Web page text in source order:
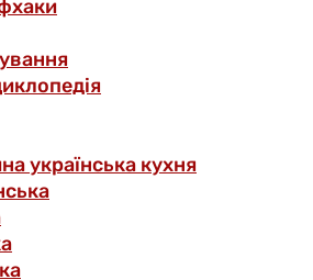
українська кухня